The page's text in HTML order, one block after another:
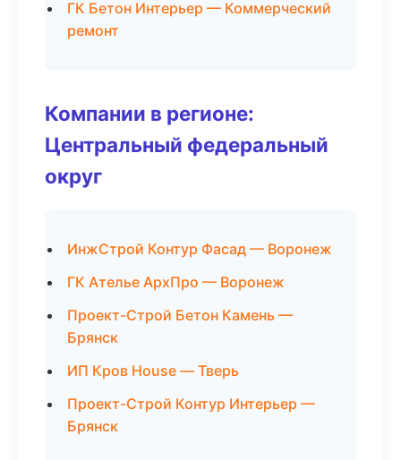
ГК Бетон Интерьер — Коммерческий
ремонт
Компании в регионе:
Центральный федеральный
округ
ИнжСтрой Контур Фасад — Воронеж
ГК Ателье АрхПро — Воронеж
Проект-Строй Бетон Камень —
Брянск
ИП Кров House — Тверь
Проект-Строй Контур Интерьер —
Брянск